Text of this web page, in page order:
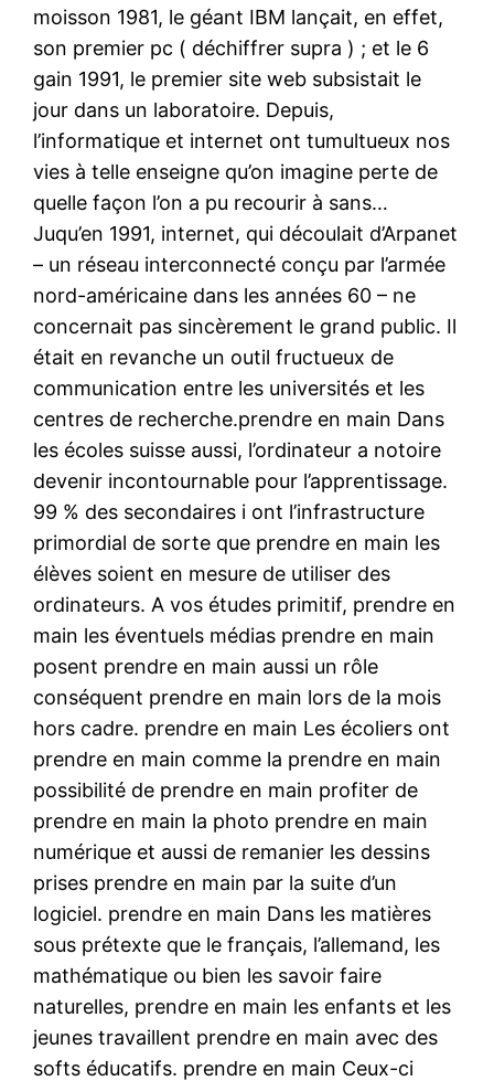
moisson 1981, le géant IBM lançait, en effet,
son premier pc ( déchiffrer supra ) ; et le 6
gain 1991, le premier site web subsistait le
jour dans un laboratoire. Depuis,
l’informatique et internet ont tumultueux nos
vies à telle enseigne qu’on imagine perte de
quelle façon l’on a pu recourir à sans…
Juqu’en 1991, internet, qui découlait d’Arpanet
– un réseau interconnecté conçu par l’armée
nord-américaine dans les années 60 – ne
concernait pas sincèrement le grand public. Il
était en revanche un outil fructueux de
communication entre les universités et les
centres de recherche.prendre en main Dans
les écoles suisse aussi, l’ordinateur a notoire
devenir incontournable pour l’apprentissage.
99 % des secondaires i ont l’infrastructure
primordial de sorte que prendre en main les
élèves soient en mesure de utiliser des
ordinateurs. A vos études primitif, prendre en
main les éventuels médias prendre en main
posent prendre en main aussi un rôle
conséquent prendre en main lors de la mois
hors cadre. prendre en main Les écoliers ont
prendre en main comme la prendre en main
possibilité de prendre en main profiter de
prendre en main la photo prendre en main
numérique et aussi de remanier les dessins
prises prendre en main par la suite d’un
logiciel. prendre en main Dans les matières
sous prétexte que le français, l’allemand, les
mathématique ou bien les savoir faire
naturelles, prendre en main les enfants et les
jeunes travaillent prendre en main avec des
softs éducatifs. prendre en main Ceux-ci